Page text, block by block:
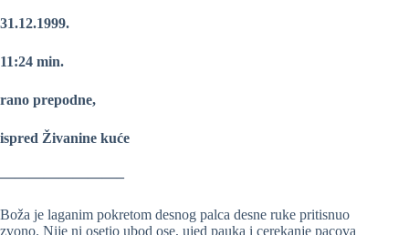
31.12.1999.
11:24 min.
rano prepodne,
ispred Živanine kuće
————————–
Boža je laganim pokretom desnog palca desne ruke pritisnuo
zvono. Nije ni osetio ubod ose, ujed pauka i cerekanje pacova